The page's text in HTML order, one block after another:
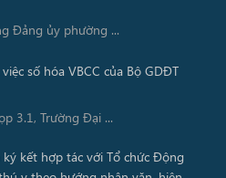
Đảng ủy phường ...
3.1, Trường Đại ...